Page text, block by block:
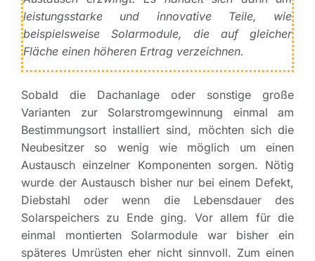
leistungsstarke und innovative Teile, wie
beispielsweise Solarmodule, die auf gleicher
Fläche einen höheren Ertrag verzeichnen.
Sobald die Dachanlage oder sonstige große
Varianten zur Solarstromgewinnung einmal am
Bestimmungsort installiert sind, möchten sich die
Neubesitzer so wenig wie möglich um einen
Austausch einzelner Komponenten sorgen. Nötig
wurde der Austausch bisher nur bei einem Defekt,
Diebstahl oder wenn die Lebensdauer des
Solarspeichers zu Ende ging. Vor allem für die
einmal montierten Solarmodule war bisher ein
späteres Umrüsten eher nicht sinnvoll. Zum einen